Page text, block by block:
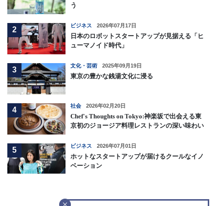
う
2
ビジネス 2026年07月17日
日本のロボットスタートアップが見据える「ヒ
ューマノイド時代」
3
文化・芸術 2025年09月19日
東京の豊かな銭湯文化に浸る
4
社会 2026年02月20日
Chef's Thoughts on Tokyo:神楽坂で出会える東
京初のジョージア料理レストランの深い味わい
5
ビジネス 2026年07月01日
ホットなスタートアップが届けるクールなイノ
ベーション